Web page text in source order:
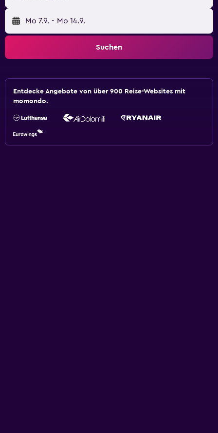
Mo 7.9. - Mo 14.9.
Suchen
Entdecke Angebote von über 900 Reise-Websites mit
momondo.